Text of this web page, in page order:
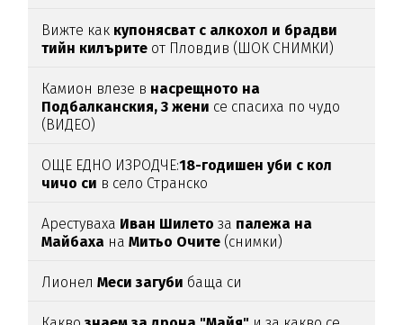
Вижте как купонясват с алкохол и брадви
тийн килърите от Пловдив (ШОК СНИМКИ)
Камион влезе в насрещното на
Подбалканския, 3 жени се спасиха по чудо
(ВИДЕО)
ОЩЕ ЕДНО ИЗРОДЧЕ:18-годишен уби с кол
чичо си в село Странско
Арестуваха Иван Шилетоза палежа на
Майбаха наМитьо Очите (снимки)
Лионел Меси загуби баща си